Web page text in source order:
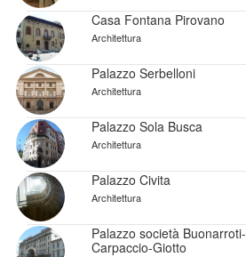
Casa Fontana Pirovano
Architettura
Palazzo Serbelloni
Architettura
Palazzo Sola Busca
Architettura
Palazzo Civita
Architettura
Palazzo società Buonarroti-
Carpaccio-Giotto